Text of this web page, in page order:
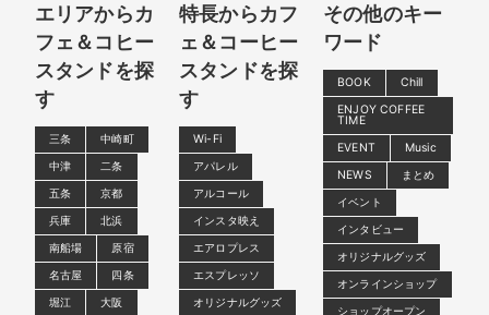
エリアからカ
フェ＆コヒー
スタンドを探
す
三条
中崎町
中津
二条
五条
京都
兵庫
北浜
南船場
原宿
名古屋
四条
堀江
大阪
特長からカフ
ェ＆コーヒー
スタンドを探
す
Wi-Fi
アパレル
アルコール
インスタ映え
エアロプレス
エスプレッソ
オリジナルグッズ
その他のキー
ワード
BOOK
Chill
ENJOY COFFEE
TIME
EVENT
Music
NEWS
まとめ
イベント
インタビュー
オリジナルグッズ
オンラインショップ
ショップオープン